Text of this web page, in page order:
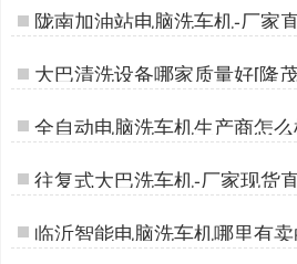
陇南加油站电脑洗车机-厂家
发价[隆茂鑫晟]…
大巴清洗设备哪家质量好[隆
全自动电脑洗车机生产商怎
茂鑫晟]…
往复式大巴洗车机-厂家现货
惠[隆茂鑫晟]…
临沂智能电脑洗车机哪里有
晟]…